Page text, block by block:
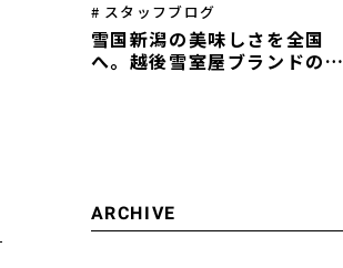
# スタッフブログ
雪国新潟の美味しさを全国
へ。越後雪室屋ブランドの歩
ARCHIVE